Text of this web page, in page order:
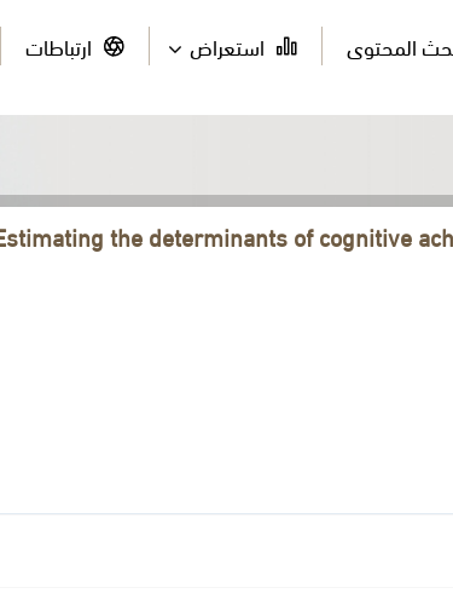
المحتوى استعراض ارتباطات
the determinants of cognitive